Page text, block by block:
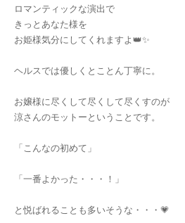
ロマンティックな演出で
きっとあなた様を
お姫様気分にしてくれますよ👑✨
ヘルスでは優しくとことん丁寧に。
お嬢様に尽くして尽くして尽くすのが
涼さんのモットーということです。
「こんなの初めて」
「一番よかった・・・！」
と悦ばれることも多いそうな・・・💗